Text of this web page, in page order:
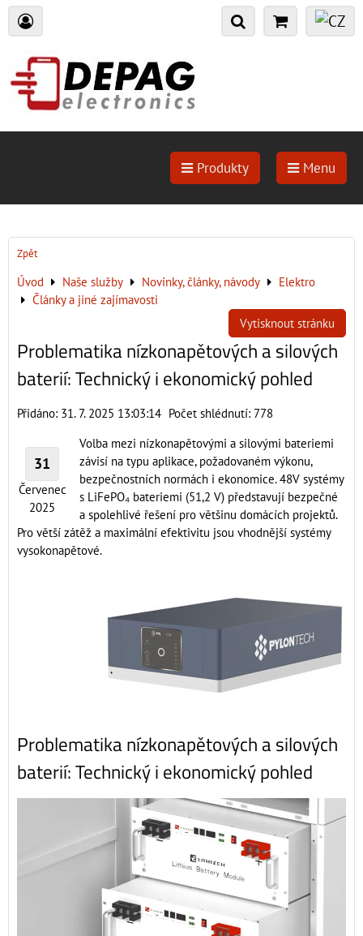
Produkty Menu
Zpět
Úvod Naše služby Novinky, články, návody
Elektro
Články a jiné zajímavosti
Vytisknout stránku
Problematika nízkonapětových a silových
baterií: Technický i ekonomický pohled
Přidáno: 31. 7. 2025 13:03:14 Počet shlédnutí: 778
31
Červenec
2025
Volba mezi nízkonapětovými a silovými bateriemi
závisí na typu aplikace, požadovaném výkonu,
bezpečnostních normách i ekonomice. 48V systémy
s LiFePO₄ bateriemi (51,2 V) představují bezpečné
a spolehlivé řešení pro většinu domácích projektů.
Pro větší zátěž a maximální efektivitu jsou vhodnější systémy
vysokonapětové.
Problematika nízkonapětových a silových
baterií: Technický i ekonomický pohled